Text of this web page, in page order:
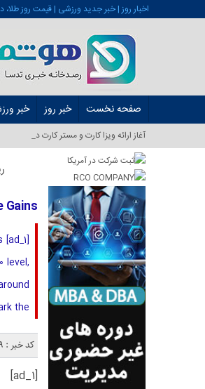
اخبار روز | خبر جدید ورزشی | قیمت روز طلا،
صفحه نخست خبر روز خبر
آغاز ارائه ویزا کارت و مستر کارت در ایران از
Gains
level,
the
کد خبر : 433209
[ad_1]